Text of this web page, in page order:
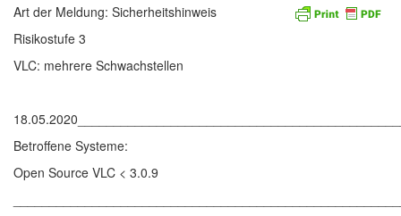
Art der Meldung: Sicherheitshinweis
Risikostufe 3
VLC: mehrere Schwachstellen
Betroffene Systeme:
Open Source VLC < 3.0.9